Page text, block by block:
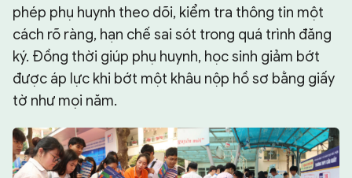
phép phụ huynh theo dõi, kiểm tra thông tin một
cách rõ ràng, hạn chế sai sót trong quá trình đăng
ký. Đồng thời giúp phụ huynh, học sinh giảm bớt
được áp lực khi bớt một khâu nộp hồ sơ bằng giấy
tờ như mọi năm.